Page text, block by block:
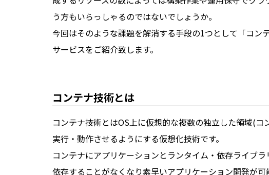
う方もいらっしゃるのではないでしょうか。
今回はそのような課題を解消する手段の1つとして「コン
サービスをご紹介致します。
コンテナ技術とは
コンテナ技術とはOS上に仮想的な複数の独立した領域(
実行・動作させるようにする仮想化技術です。
コンテナにアプリケーションとランタイム・依存ライブ
依存することがなくなり素早いアプリケーション開発が可